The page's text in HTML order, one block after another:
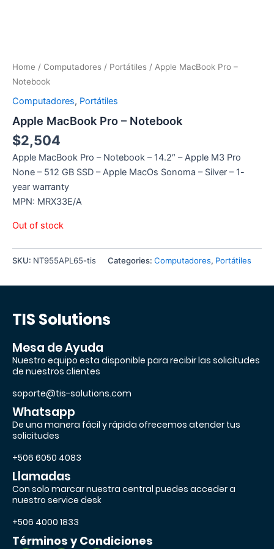
Home / Computadores / Portátiles / Apple MacBook Pro –
Notebook
Computadores, Portátiles
Apple MacBook Pro – Notebook
$2,504
Apple MacBook Pro – Notebook – 14.2″ – Apple M3 Pro
None – 512 GB SSD – Apple MacOs Sonoma – Silver – 1-
year warranty
MPN: MRX33E/A
Out of stock
SKU: NT955APL65-tis Categories: Computadores, Portátiles
TIS Solutions
Mesa de Ayuda
Nuestro equipo esta disponible para recibir las solicitudes
de nuestros clientes
soporte@tis-solutions.com
Whatsapp
De una manera fácil y rápida ofrecemos atender tus
solicitudes
+506 6050 4083
Llamadas
Con solo marcar nuestra central puedes acceder a
nuestro service desk
+506 4000 1833
Términos y Condiciones